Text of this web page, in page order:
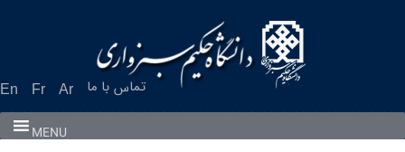
En Fr Ar تماس با ما
MENU